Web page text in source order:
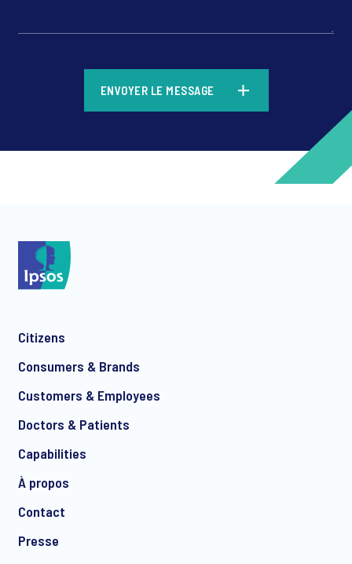
*
ENVOYER LE MESSAGE
Citizens
Consumers & Brands
Customers & Employees
Doctors & Patients
Capabilities
À propos
Contact
Presse